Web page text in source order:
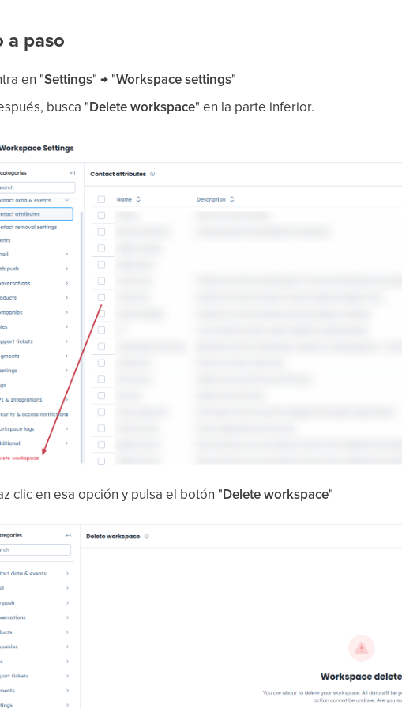
a paso
en "Settings" → "Workspace settings"
busca "Delete workspace" en la parte inferior.
clic en esa opción y pulsa el botón "Delete workspace"